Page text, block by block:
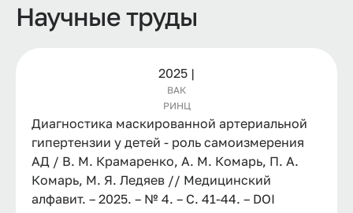
Научные труды
2025 |
ВАК
РИНЦ
Диагностика маскированной артериальной
гипертензии у детей - роль самоизмерения
АД / В. М. Крамаренко, А. М. Комарь, П. А.
Комарь, М. Я. Ледяев // Медицинский
алфавит. – 2025. – № 4. – С. 41-44. – DOI